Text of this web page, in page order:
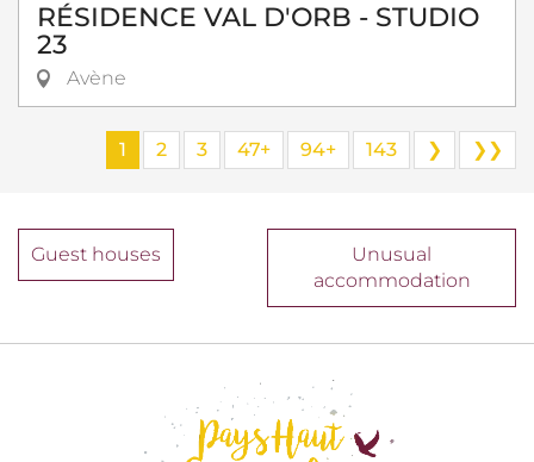
RÉSIDENCE VAL D'ORB - STUDIO
23
Avène
1 2 3 47+ 94+ 143 ❯ ❯❯
Guest houses
Unusual
accommodation